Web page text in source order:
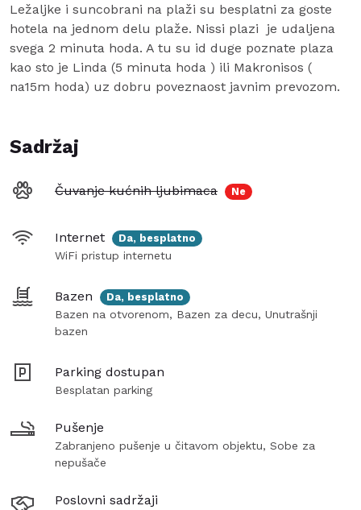
Ležaljke i suncobrani na plaži su besplatni za goste
hotela na jednom delu plaže. Nissi plazi je udaljena
svega 2 minuta hoda. A tu su id duge poznate plaza
kao sto je Linda (5 minuta hoda ) ili Makronisos (
na15m hoda) uz dobru poveznaost javnim prevozom.
Sadržaj
Čuvanje kućnih ljubimaca Ne
Internet Da, besplatno
WiFi pristup internetu
Bazen Da, besplatno
Bazen na otvorenom, Bazen za decu, Unutrašnji
bazen
Parking dostupan
Besplatan parking
Pušenje
Zabranjeno pušenje u čitavom objektu, Sobe za
nepušače
Poslovni sadržaji